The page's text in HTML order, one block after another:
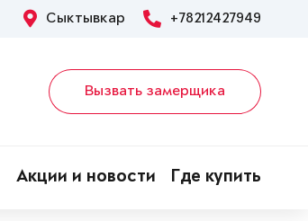
Сыктывкар +78212427949
Вызвать замерщика
Акции и новости Где купить